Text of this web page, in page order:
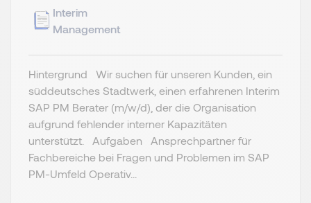
Interim
Management
Hintergrund Wir suchen für unseren Kunden, ein
süddeutsches Stadtwerk, einen erfahrenen Interim
SAP PM Berater (m/w/d), der die Organisation
aufgrund fehlender interner Kapazitäten
unterstützt. Aufgaben Ansprechpartner für
Fachbereiche bei Fragen und Problemen im SAP
PM-Umfeld Operativ...